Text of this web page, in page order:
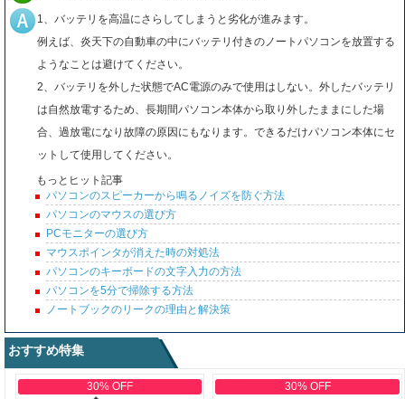
1、バッテリを高温にさらしてしまうと劣化が進みます。
例えば、炎天下の自動車の中にバッテリ付きのノートパソコンを放置する
ようなことは避けてください。
2、バッテリを外した状態でAC電源のみで使用はしない。外したバッテリ
は自然放電するため、長期間パソコン本体から取り外したままにした場
合、過放電になり故障の原因にもなります。できるだけパソコン本体にセ
ットして使用してください。
もっとヒット記事
パソコンのスピーカーから鳴るノイズを防ぐ方法
パソコンのマウスの選び方
PCモニターの選び方
マウスポインタが消えた時の対処法
パソコンのキーボードの文字入力の方法
パソコンを5分で掃除する方法
ノートブックのリークの理由と解決策
おすすめ特集
30% OFF 30% OFF